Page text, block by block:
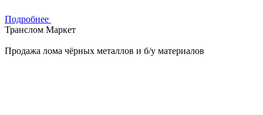
Подробнее
Транслом Маркет
Продажа лома чёрных металлов и б/у материалов